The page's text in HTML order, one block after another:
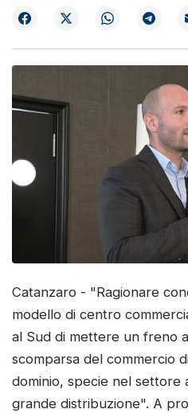
Catanzaro - "Ragionare
modello di centro
al Sud di mettere un freno
scomparsa del commercio
dominio, specie nel settore
grande distribuzione". A